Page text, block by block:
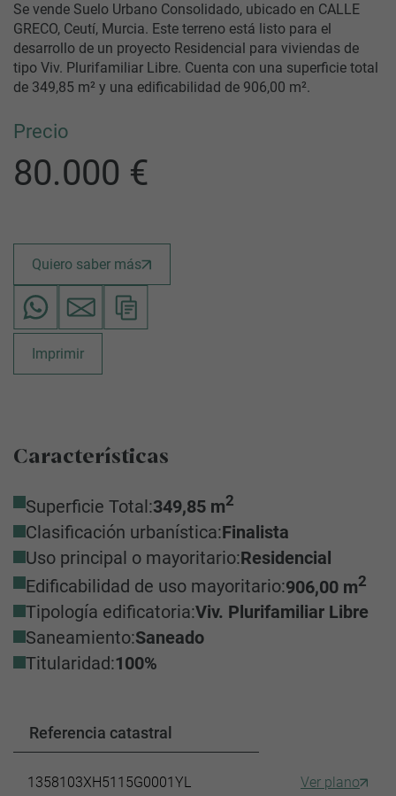
Se vende Suelo Urbano Consolidado, ubicado en CALLE
GRECO, Ceutí, Murcia. Este terreno está listo para el
desarrollo de un proyecto Residencial para viviendas de
tipo Viv. Plurifamiliar Libre. Cuenta con una superficie total
de 349,85 m² y una edificabilidad de 906,00 m².
Precio
80.000 €
Quiero saber más
Imprimir
Características
Superficie Total:349,85 m2
Clasificación urbanística:Finalista
Uso principal o mayoritario:Residencial
Edificabilidad de uso mayoritario:906,00 m2
Tipología edificatoria:Viv. Plurifamiliar Libre
Saneamiento:Saneado
Titularidad:100%
Referencia catastral
1358103XH5115G0001YL Ver plano